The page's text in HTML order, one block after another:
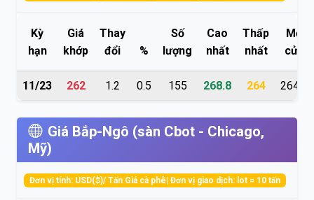
Kỳ
hạn
Giá
khớp
Thay
đổi
%
Số
lượng
Cao
nhất
Thấp
nhất
Mở
cửa
11/23 262 1.2 0.5 155 268.8 264 264.8
Giá Bắp-Ngô (sàn Cbot - Chicago,
Mỹ)
Đơn vị tính: USD($)/ Tấn Giá cà phê| Đơn vị giao dịch: lot = 10 tấn